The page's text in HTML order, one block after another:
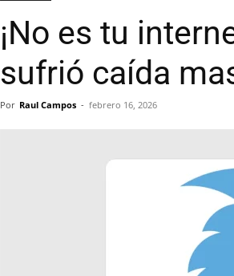
¡No es tu
sufrió caída
Por Raul Campos - febrero 16, 2026